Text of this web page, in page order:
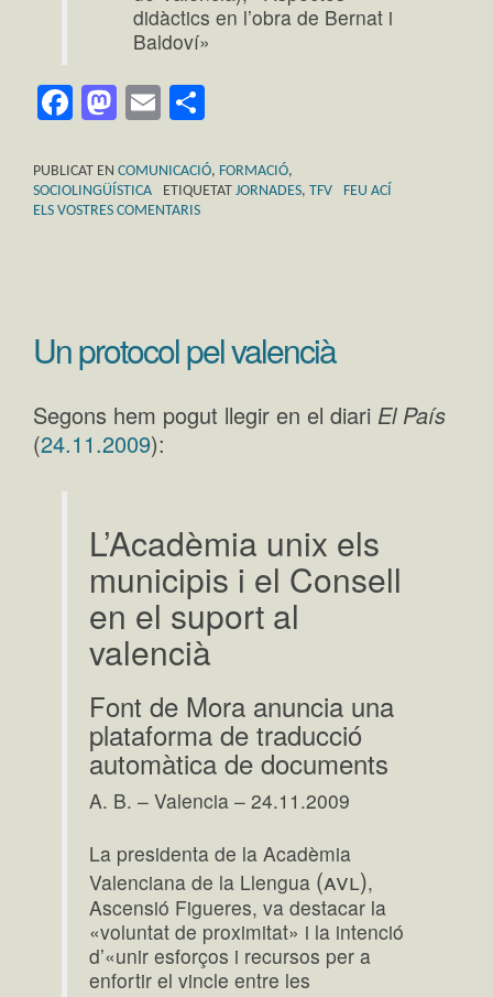
didàctics en l’obra de Bernat i
Baldoví»
Facebook
Mastodon
Email
PUBLICAT EN COMUNICACIÓ, FORMACIÓ,
SOCIOLINGÜÍSTICA
ETIQUETAT JORNADES, TFV
FEU ACÍ
ELS VOSTRES COMENTARIS
Un protocol pel valencià
Segons hem pogut llegir en el diari El País
(24.11.2009):
L’Acadèmia unix els
municipis i el Consell
en el suport al
valencià
Font de Mora anuncia una
plataforma de traducció
automàtica de documents
A. B. – Valencia – 24.11.2009
La presidenta de la Acadèmia
Valenciana de la Llengua (avl),
Ascensió Figueres, va destacar la
«voluntat de proximitat» i la intenció
d’«unir esforços i recursos per a
enfortir el vincle entre les